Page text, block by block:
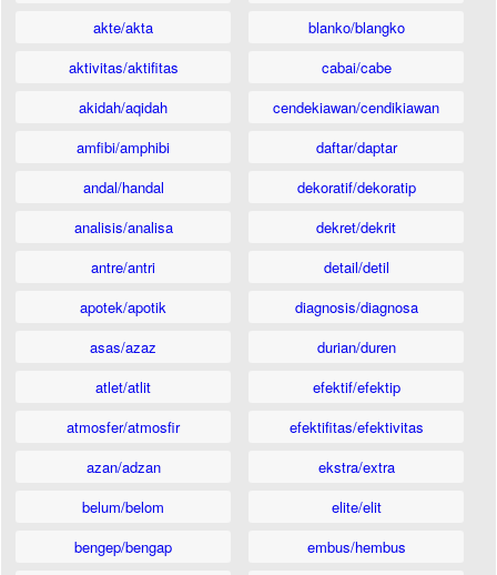
akte/akta
aktivitas/aktifitas
akidah/aqidah
amfibi/amphibi
andal/handal
analisis/analisa
antre/antri
apotek/apotik
asas/azaz
atlet/atlit
atmosfer/atmosfir
azan/adzan
belum/belom
bengep/bengap
blanko/blangko
cabai/cabe
cendekiawan/cendikiawan
daftar/daptar
dekoratif/dekoratip
dekret/dekrit
detail/detil
diagnosis/diagnosa
durian/duren
efektif/efektip
efektifitas/efektivitas
ekstra/extra
elite/elit
embus/hembus